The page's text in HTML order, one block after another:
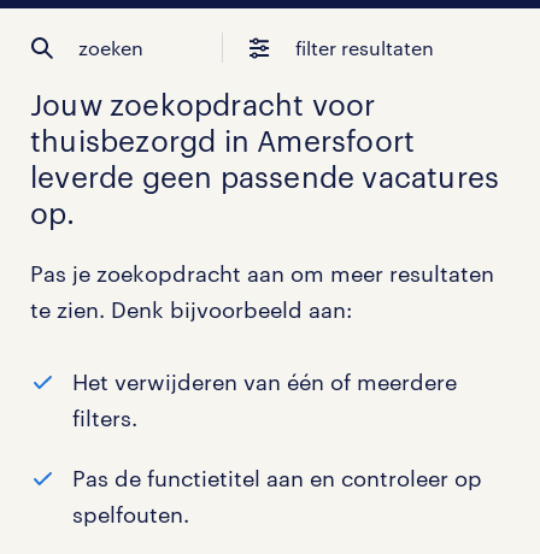
zoeken filter resultaten
Jouw zoekopdracht voor
thuisbezorgd in Amersfoort
leverde geen passende vacatures
op.
Pas je zoekopdracht aan om meer resultaten
te zien. Denk bijvoorbeeld aan:
Het verwijderen van één of meerdere
filters.
Pas de functietitel aan en controleer op
spelfouten.